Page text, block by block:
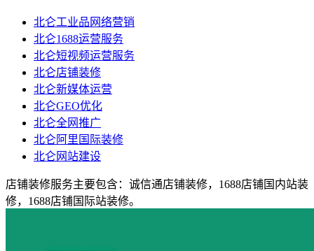
北仑工业品网络营销
北仑1688运营服务
北仑短视频运营服务
北仑店铺装修
北仑新媒体运营
北仑GEO优化
北仑全网推广
北仑阿里国际装修
北仑网站建设
店铺装修服务主要包含：诚信通店铺装修，1688店铺国内站装
修，1688店铺国际站装修。